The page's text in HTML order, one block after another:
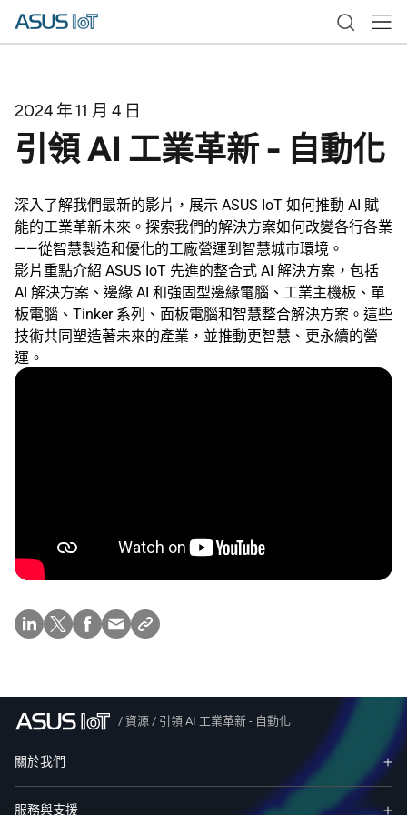
2024 年 11 月 4 日
引領 AI 工業革新 - 自動化
深入了解我們最新的影片，展示 ASUS IoT 如何推動 AI 賦
能的工業革新未來。探索我們的解決方案如何改變各行各業
——從智慧製造和優化的工廠營運到智慧城市環境。
影片重點介紹 ASUS IoT 先進的整合式 AI 解決方案，包括
AI 解決方案、邊緣 AI 和強固型邊緣電腦、工業主機板、單
板電腦、Tinker 系列、面板電腦和智慧整合解決方案。這些
技術共同塑造著未來的產業，並推動更智慧、更永續的營
運。
/ 資源 / 引領 AI 工業革新 - 自動化
關於我們
服務與支援